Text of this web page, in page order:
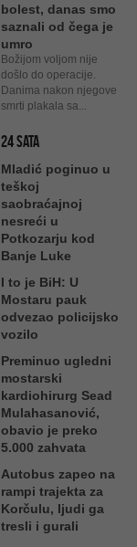
bolest, danas smo
saznali od čega je
umro
Božijom voljom nije
došlo do operacije.
Danima nakon njegove
smrti plakala sa...
24 SATA
Mladić poginuo u
teškoj
saobraćajnoj
nesreći u
Potkozarju kod
Banje Luke
I to je BiH: U
Mostaru pauk
odvezao policijsko
vozilo
Preminuo ugledni
mostarski
kardiohirurg Sead
Mulahasanović,
obavio je preko
5.000 zahvata
Autobus zapeo na
rampi trajekta za
Korčulu, ljudi ga
tresli i gurali